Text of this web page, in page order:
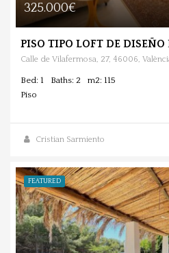
325.000€
Bed: 1 Baths: 2
m2: 115
Piso
Cristian Sarmiento
FEATURED